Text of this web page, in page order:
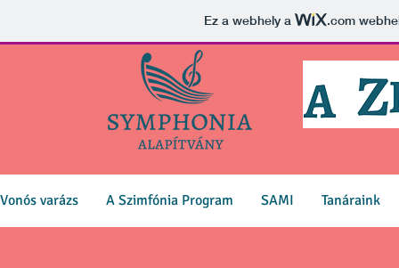
Ez a webhely a .com
Vonós varázs A Szimfónia Program SAMI Tanáraink